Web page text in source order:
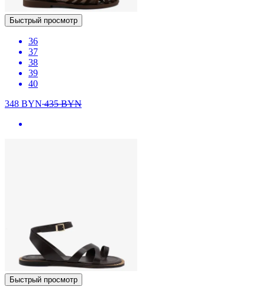
Быстрый просмотр
36
37
38
39
40
348 BYN435BYN
Быстрый просмотр